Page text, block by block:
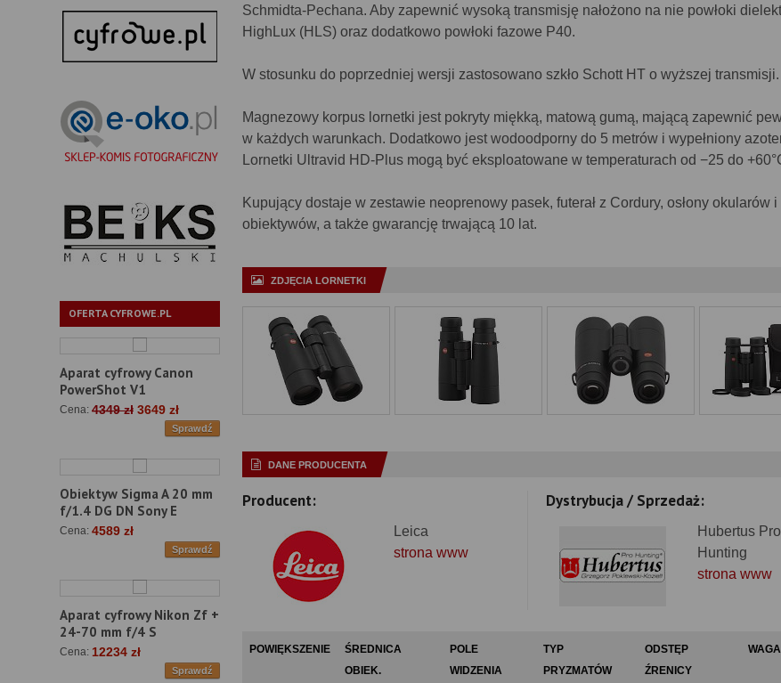
OFERTA CYFROWE.PL
Aparat cyfrowy Canon
PowerShot V1
Cena: 4349 zł 3649 zł
Sprawdź
Obiektyw Sigma A 20 mm
f/1.4 DG DN Sony E
Cena: 4589 zł
Sprawdź
Aparat cyfrowy Nikon Zf +
24-70 mm f/4 S
Cena: 12234 zł
Sprawdź
Schmidta-Pechana. Aby zapewnić wysoką transmisję nałożono na nie powłoki
HighLux (HLS) oraz dodatkowo powłoki fazowe P40.
W stosunku do poprzedniej wersji zastosowano szkło Schott HT o wyższej transmisji.
Magnezowy korpus lornetki jest pokryty miękką, matową gumą, mającą zapewnić
w każdych warunkach. Dodatkowo jest wodoodporny do 5 metrów i wypełniony
Lornetki Ultravid HD-Plus mogą być eksploatowane w temperaturach od −25 do
Kupujący dostaje w zestawie neoprenowy pasek, futerał z Cordury, osłony okularów i
obiektywów, a także gwarancję trwającą 10 lat.
ZDJĘCIA LORNETKI
DANE PRODUCENTA
Producent:
Leica
strona www
Dystrybucja / Sprzedaż:
Hubertus Pro
Hunting
strona www
POWIĘKSZENIE
ŚREDNICA
OBIEK.
POLE
WIDZENIA
TYP
PRYZMATÓW
ODSTĘP
ŹRENICY
WAGA